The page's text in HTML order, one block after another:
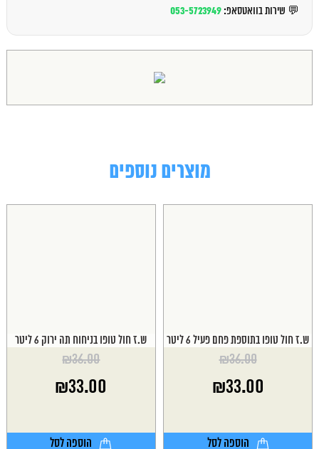
💬 שירות בוואטסאפ: 053-5723949
מוצרים נוספים
ש.ז חול טופו בתוספת פחם פעיל 6 ליטר
₪36.00
המקורי
₪33.00
הוא:
הוספה לסל
ש.ז חול טופו בניחוח תה ירוק 6 ליטר
₪36.00
המקורי
₪33.00
הוא:
הוספה לסל